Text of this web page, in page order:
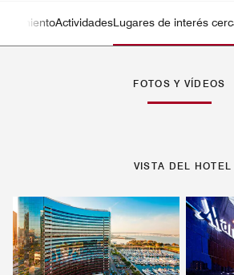
Flecha izquierda
ActividadesLugares de interés
FOTOS Y VÍDEOS
VISTA DEL HOTEL